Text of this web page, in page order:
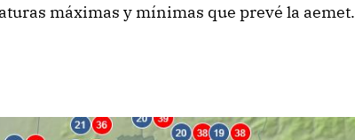
máximas y mínimas que prevé la aemet.